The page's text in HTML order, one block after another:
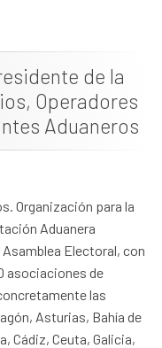
de la
Operadores
Aduaneros
Organización para la
Aduanera
Electoral, con
asociaciones de
las
Asturias, Bahía de
Cádiz, Ceuta, Galicia,